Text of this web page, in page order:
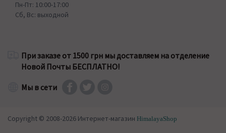
Пн-Пт: 10:00-17:00
Сб, Вс: выходной
При заказе от 1500 грн мы доставляем на отделение
Новой Почты БЕСПЛАТНО!
Мы в сети
Copyright © 2008-2026 Интернет-магазин HimalayaShop